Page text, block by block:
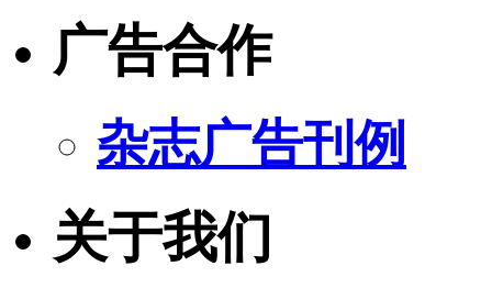
广告合作
杂志广告刊例
关于我们